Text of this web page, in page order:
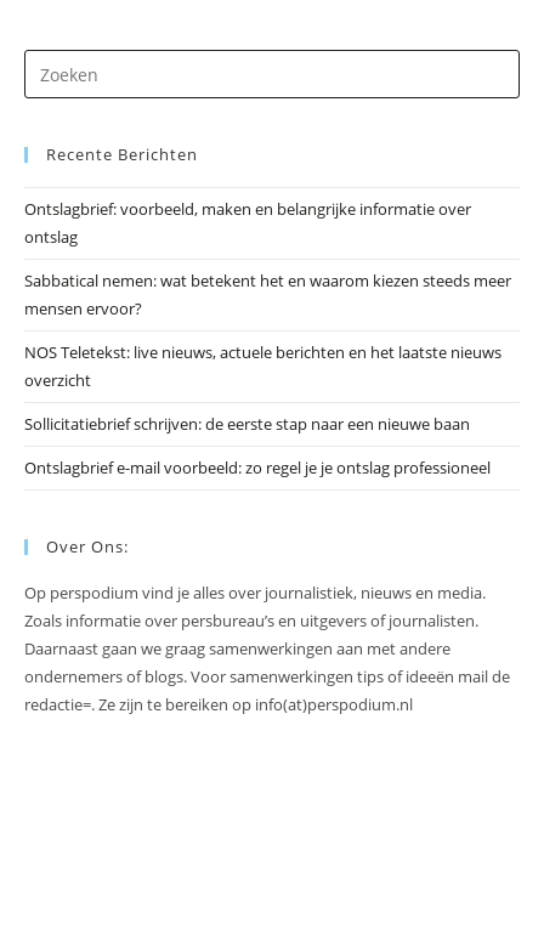
op
Recente Berichten
Ontslagbrief: voorbeeld, maken en belangrijke informatie over
ontslag
Sabbatical nemen: wat betekent het en waarom kiezen steeds meer
mensen ervoor?
NOS Teletekst: live nieuws, actuele berichten en het laatste nieuws
overzicht
Sollicitatiebrief schrijven: de eerste stap naar een nieuwe baan
Ontslagbrief e-mail voorbeeld: zo regel je je ontslag professioneel
Over Ons:
Op perspodium vind je alles over journalistiek, nieuws en media.
Zoals informatie over persbureau’s en uitgevers of journalisten.
Daarnaast gaan we graag samenwerkingen aan met andere
ondernemers of blogs. Voor samenwerkingen tips of ideeën mail de
redactie=. Ze zijn te bereiken op info(at)perspodium.nl